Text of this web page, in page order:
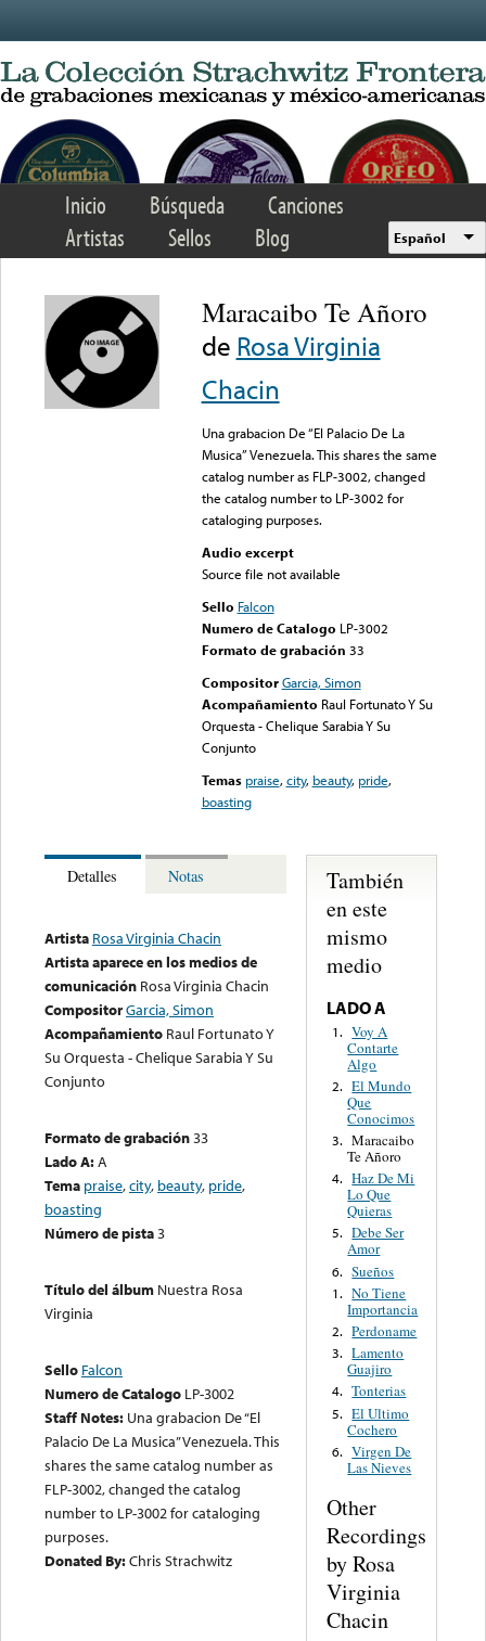
Inicio Búsqueda
Canciones
Artistas
Sellos Blog Español
Maracaibo Te Añoro
de Rosa Virginia
Chacin
Una grabacion De “El Palacio De La
Musica” Venezuela. This shares the same
catalog number as FLP-3002, changed
the catalog number to LP-3002 for
cataloging purposes.
Audio excerpt
Source file not available
Sello Falcon
Numero de Catalogo LP-3002
Formato de grabación 33
Compositor Garcia, Simon
Acompañamiento Raul Fortunato Y Su
Orquesta - Chelique Sarabia Y Su
Conjunto
Temas praise,city, beauty, pride,
boasting
Detalles Notas
Artista Rosa Virginia Chacin
Artista aparece en los medios de
comunicación Rosa Virginia Chacin
CompositorGarcia, Simon
Acompañamiento Raul Fortunato Y
Su Orquesta - Chelique Sarabia Y Su
Conjunto
Formato de grabación33
Lado A:A
Tema praise,city, beauty, pride,
boasting
Número de pista3
Título del álbum Nuestra Rosa
Virginia
Sello Falcon
Numero de Catalogo LP-3002
Staff Notes: Una grabacion De “El
Palacio De La Musica” Venezuela. This
shares the same catalog number as
FLP-3002, changed the catalog
number to LP-3002 for cataloging
purposes.
Donated By:Chris Strachwitz
También
en este
mismo
medio
LADO A
1. Voy A
Contarte
Algo
2. El Mundo
Que
Conocimos
3. Maracaibo
Te Añoro
4. Haz De Mi
Lo Que
Quieras
5. Debe Ser
Amor
6. Sueños
1. No Tiene
Importancia
2. Perdoname
3. Lamento
Guajiro
4. Tonterias
5. El Ultimo
Cochero
6. Virgen De
Las Nieves
Other
Recordings
by Rosa
Virginia
Chacin